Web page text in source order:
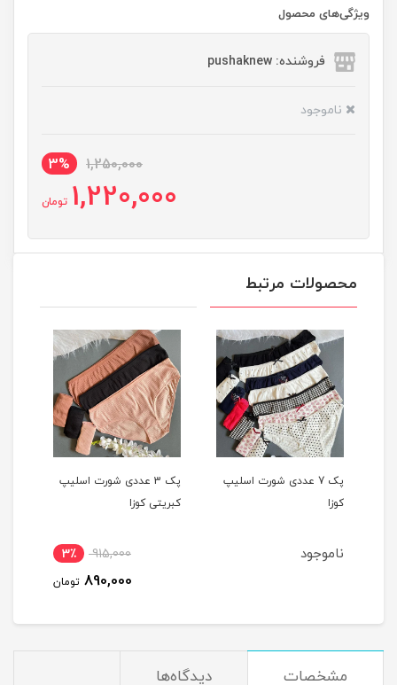
ویژگی‌های محصول
فروشنده: pushaknew
ناموجود
1,250,000
3%
1,220,000 تومان
محصولات مرتبط
پک 7 عددی شورت اسلیپ
کوزا
ناموجود
پک 3 عددی شورت اسلیپ
کبریتی کوزا
915,000 3٪
890,000 تومان
مشخصات دیدگاه‌ها